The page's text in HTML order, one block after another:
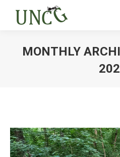
MONTHLY